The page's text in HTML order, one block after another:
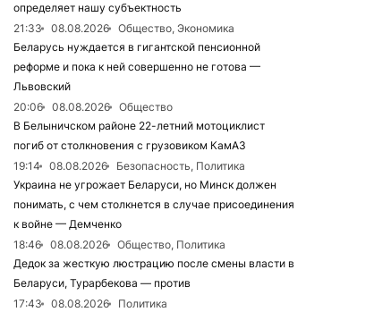
определяет нашу субъектность
21:33
08.08.2026
Общество, Экономика
Беларусь нуждается в гигантской пенсионной
реформе и пока к ней совершенно не готова —
Львовский
20:06
08.08.2026
Общество
В Белыничском районе 22-летний мотоциклист
погиб от столкновения с грузовиком КамАЗ
19:14
08.08.2026
Безопасность, Политика
Украина не угрожает Беларуси, но Минск должен
понимать, с чем столкнется в случае присоединения
к войне — Демченко
18:46
08.08.2026
Общество, Политика
Дедок за жесткую люстрацию после смены власти в
Беларуси, Турарбекова — против
17:43
08.08.2026
Политика